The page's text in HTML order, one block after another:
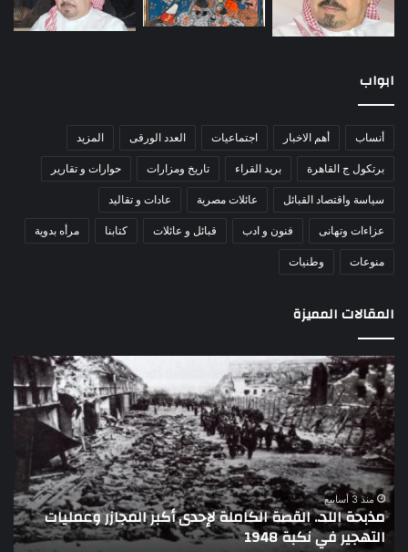
ابواب
أنساب أهم الاخبار اجتماعيات العدد الورقى المزيد
برتكول ج القاهرة بريد القراء تاريخ ومزارات حوارات و تقارير
سياسة واقتصاد القبائل عائلات مصرية عادات و تقاليد
عزاءات وتهانى فنون و ادب قبائل و عائلات كتابنا مرأه بدوية
منوعات وطنيات
المقالات المميزة
منذ 3 أسابيع
مذبحة اللد.. القصة الكاملة لإحدى أكبر المجازر وعمليات
التهجير في نكبة 1948
اللواء
دكتور
راضي
30
يونيو
–
3
يوليو..